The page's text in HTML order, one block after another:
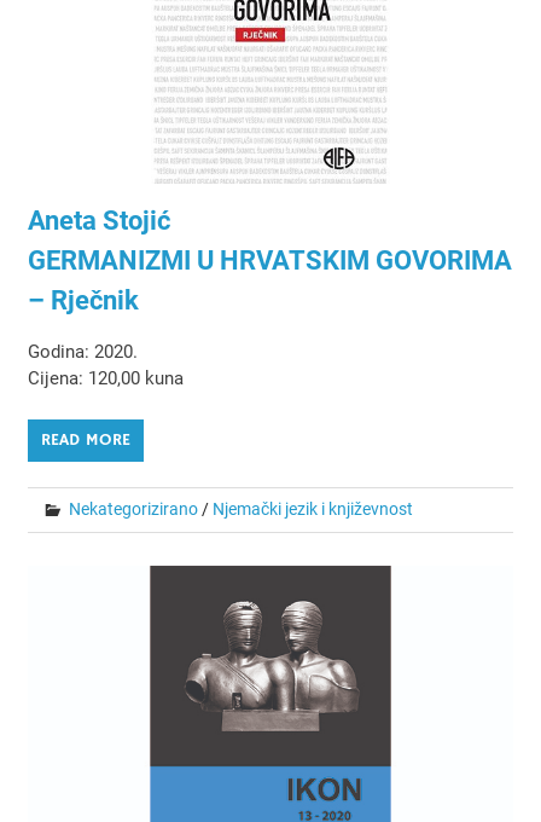
Aneta Stojić
GERMANIZMI U HRVATSKIM GOVORIMA
– Rječnik
Godina: 2020.
Cijena: 120,00 kuna
READ MORE
Nekategorizirano/ Njemački jezik i književnost